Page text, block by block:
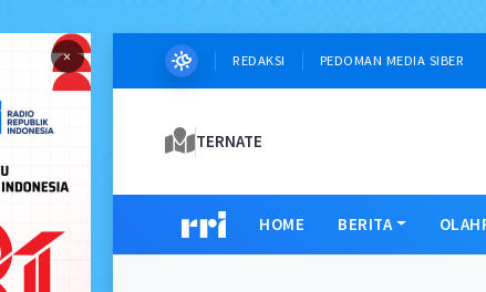
× REDAKSI PEDOMAN MEDIA SIBER
TERNATE
HOME BERITA